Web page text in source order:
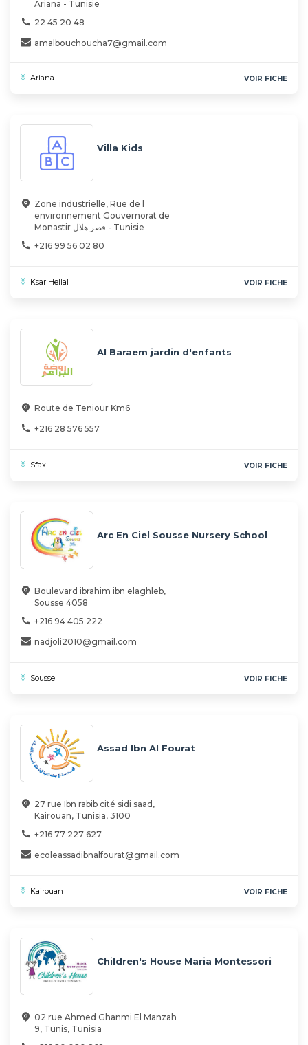
Ariana - Tunisie
22 45 20 48
amalbouchoucha7@gmail.com
Ariana VOIR FICHE
Villa Kids
Zone industrielle, Rue de l
environnement Gouvernorat de
Monastir قصر هلال - Tunisie
+216 99 56 02 80
Ksar Hellal VOIR FICHE
Al Baraem jardin d'enfants
Route de Teniour Km6
+216 28 576 557
Sfax VOIR FICHE
Arc En Ciel Sousse Nursery School
Boulevard ibrahim ibn elaghleb,
Sousse 4058
+216 94 405 222
nadjoli2010@gmail.com
Sousse VOIR FICHE
Assad Ibn Al Fourat
27 rue Ibn rabib cité sidi saad,
Kairouan, Tunisia, 3100
+216 77 227 627
ecoleassadibnalfourat@gmail.com
Kairouan VOIR FICHE
Children's House Maria Montessori
02 rue Ahmed Ghanmi El Manzah
9, Tunis, Tunisia